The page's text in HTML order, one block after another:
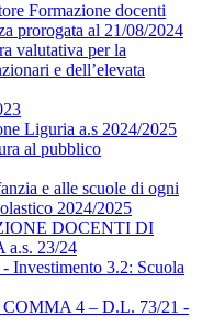
Formazione docenti
prorogata al 21/08/2024
valutativa per la
e dell’elevata
Liguria a.s 2024/2025
al pubblico
e alle scuole di ogni
2024/2025
DOCENTI DI
23/24
Investimento 3.2: Scuola
4 – D.L. 73/21 -